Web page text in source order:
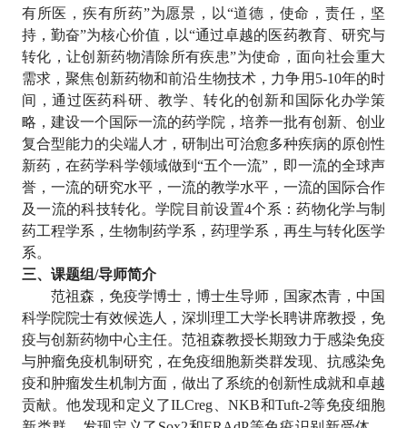
有所医，疾有所药”为愿景，以“道德，使命，责任，坚
持，勤奋”为核心价值，以“通过卓越的医药教育、研究与
转化，让创新药物清除所有疾患”为使命，面向社会重大
需求，聚焦创新药物和前沿生物技术，力争用 5-10年的时
间，通过医药科研、教学、转化的创新和国际化办学策
略，建设一个国际一流的药学院，培养一批有创新、创业
复合型能力的尖端人才，研制出可治愈多种疾病的原创性
新药，在药学科学领域做到“五个一流”，即一流的全球声
誉，一流的研究水平，一流的教学水平，一流的国际合作
及一流的科技转化。学院目前设置4个系：药物化学与制
药工程学系，生物制药学系，药理学系，再生与转化医学
系。
三、课题组/导师简介
范祖森，免疫学博士，博士生导师，国家杰青，中国
科学院院士有效候选人，深圳理工大学长聘讲席教授，免
疫与创新药物中心主任。范祖森教授长期致力于感染免疫
与肿瘤免疫机制研究，在免疫细胞新类群发现、抗感染免
疫和肿瘤发生机制方面，做出了系统的创新性成就和卓越
贡献。他发现和定义了ILCreg 、NKB和Tuft-2等免疫细胞